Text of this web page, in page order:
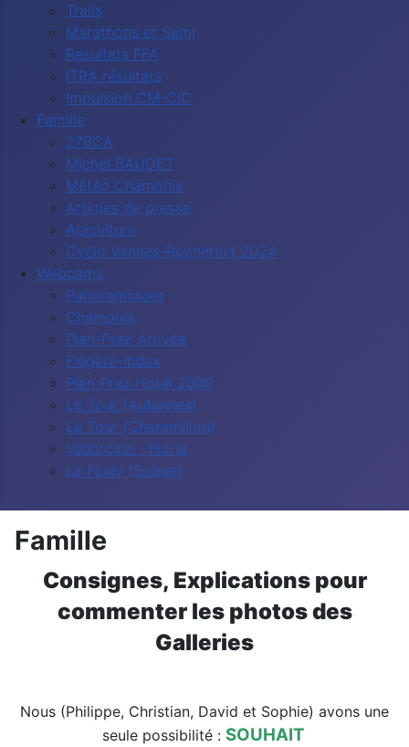
Trails
Marathons et Semi
Resultats FFA
ITRA résultats
Impulsion CM-CIC
Famille
27BCA
Michel BAUDET
Météo Chamonix
Articles de presse
Apiculture
Cyclo Vannes-Rochefort 2024
Webcams
Panoramiques
Chamonix
Plan-Praz Arrivée
Flégère-Index
Plan Praz Hotel 2000
Le Tour (Autannes)
Le Tour (Charamillon)
Vallorcine - Floria
La Fouly (Suisse)
Famille
Consignes, Explications pour
commenter les photos des
Galleries
Nous (Philippe, Christian, David et Sophie) avons une
seule possibilité : SOUHAIT